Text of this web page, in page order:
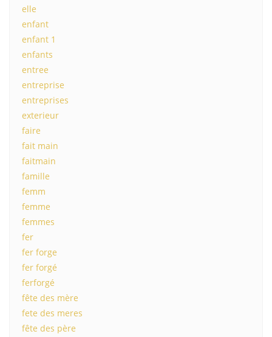
elle
enfant
enfant 1
enfants
entree
entreprise
entreprises
exterieur
faire
fait main
faitmain
famille
femm
femme
femmes
fer
fer forge
fer forgé
ferforgé
fête des mère
fete des meres
fête des père